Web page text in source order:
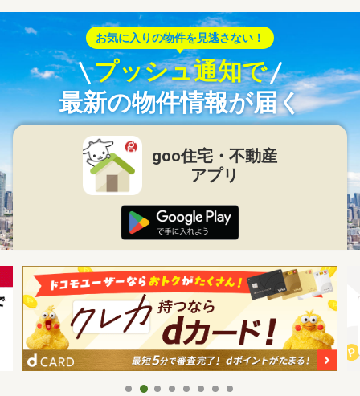
お気に入りの物件を見逃さない！
プッシュ通知で
最新の物件情報が届く
goo住宅・不動産
アプリ